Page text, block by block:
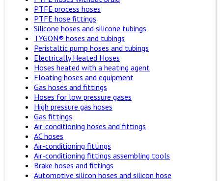
PTFE process hoses
PTFE hose fittings
Silicone hoses and silicone tubings
TYGON® hoses and tubings
Peristaltic pump hoses and tubings
Electrically Heated Hoses
Hoses heated with a heating agent
Floating hoses and equipment
Gas hoses and fittings
Hoses for low pressure gases
High pressure gas hoses
Gas fittings
Air-conditioning hoses and fittings
AC hoses
Air-conditioning fittings
Air-conditioning fittings assembling tools
Brake hoses and fittings
Automotive silicon hoses and silicon hose